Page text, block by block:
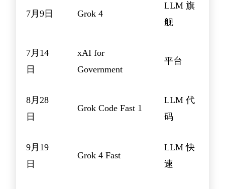
7月9日 Grok 4
LLM 旗
舰
7月14
日
xAI for
Government
平台
8月28
日
Grok Code Fast 1
LLM 代
码
9月19
日
Grok 4 Fast
LLM 快
速